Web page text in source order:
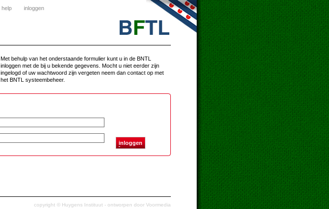
help inloggen
Met behulp van het onderstaande formulier kunt u in de BNTL
inloggen met de bij u bekende gegevens. Mocht u niet eerder zijn
ingelogd of uw wachtwoord zijn vergeten neem dan contact op met
het BNTL systeembeheer.
inloggen
copyright © Huygens Instituut - ontworpen door Voormedia